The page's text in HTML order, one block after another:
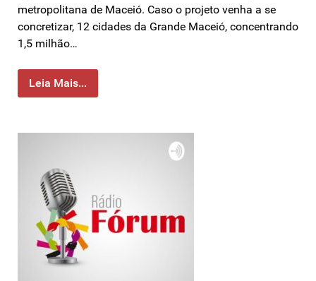
metropolitana de Maceió. Caso o projeto venha a se
concretizar, 12 cidades da Grande Maceió, concentrando
1,5 milhão…
Leia Mais...